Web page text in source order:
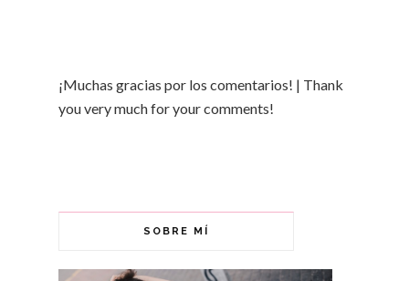
¡Muchas gracias por los comentarios! | Thank
you very much for your comments!
SOBRE MÍ